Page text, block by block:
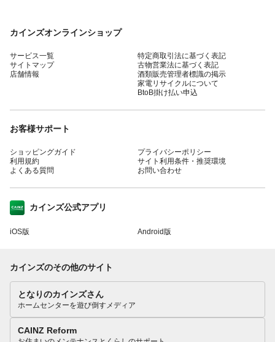
カインズオンラインショップ
サービス一覧
サイトマップ
店舗情報
特定商取引法に基づく表記
古物営業法に基づく表記
酒類販売管理者標識の掲示
家電リサイクルについて
BtoB掛け払い申込
お客様サポート
ショッピングガイド
利用規約
よくある質問
プライバシーポリシー
サイト利用条件・推奨環境
お問い合わせ
カインズ公式アプリ
iOS版 Android版
カインズのその他のサイト
となりのカインズさん
ホームセンターを遊び倒すメディア
CAINZ Reform